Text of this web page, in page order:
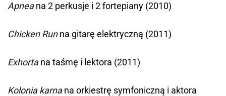
Apneana 2 perkusje i 2 fortepiany (2010)
Chicken Runna gitarę elektryczną (2011)
Exhortana taśmę i lektora (2011)
Kolonia karnana orkiestrę symfoniczną i aktora